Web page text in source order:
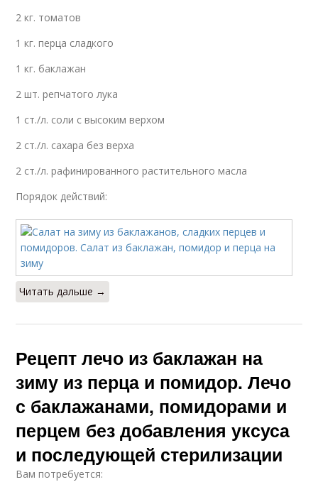
2 кг. томатов
1 кг. перца сладкого
1 кг. баклажан
2 шт. репчатого лука
1 ст./л. соли с высоким верхом
2 ст./л. сахара без верха
2 ст./л. рафинированного растительного масла
Порядок действий:
Читать дальше →
Рецепт лечо из баклажан на
зиму из перца и помидор. Лечо
с баклажанами, помидорами и
перцем без добавления уксуса
и последующей стерилизации
Вам потребуется: